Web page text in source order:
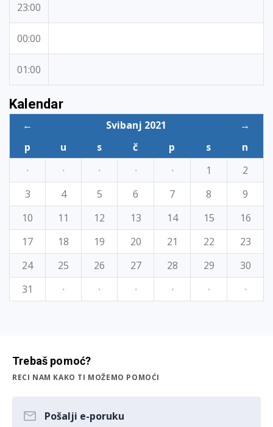
23:00
00:00
01:00
Kalendar
← Svibanj 2021
→
p
u s č p s
n
·
· · · · 1
2
3
4 5 6 7 8
9
10
11 12 13 14 15
16
17
18 19 20 21 22
23
24
25 26 27 28 29
30
31
· · · · · ·
Trebaš pomoć?
RECI NAM KAKO TI MOŽEMO POMOĆI
Pošalji e-poruku